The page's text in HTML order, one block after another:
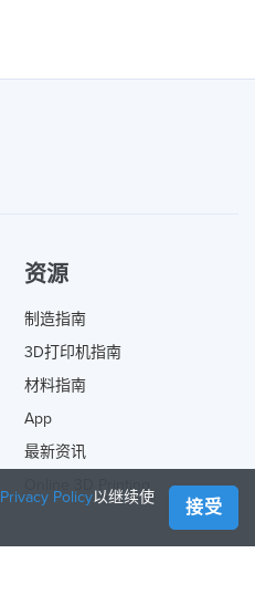
资源
制造指南
3D打印机指南
材料指南
App
最新资讯
Online 3D Printing
Privacy Policy以继续使
接受